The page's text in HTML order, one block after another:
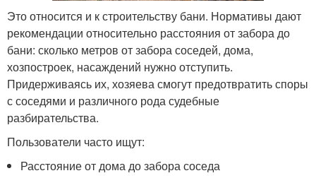
Это относится и к строительству бани. Нормативы дают
рекомендации относительно расстояния от забора до
бани: сколько метров от забора соседей, дома,
хозпостроек, насаждений нужно отступить.
Придерживаясь их, хозяева смогут предотвратить споры
с соседями и различного рода судебные
разбирательства.
Пользователи часто ищут:
Расстояние от дома до забора соседа